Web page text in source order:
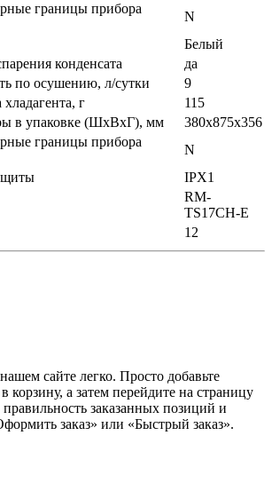
границы прибора
N
Белый
конденсата
да
по осушению, л/сутки
9
хладагента, г
115
в упаковке (ШxВxГ), мм
380x875x356
границы прибора
N
IPX1
RM-
TS17CH-E
12
сайте легко. Просто добавьте
корзину, а затем перейдите на страницу
заказанных позиций и
заказ» или «Быстрый заказ».